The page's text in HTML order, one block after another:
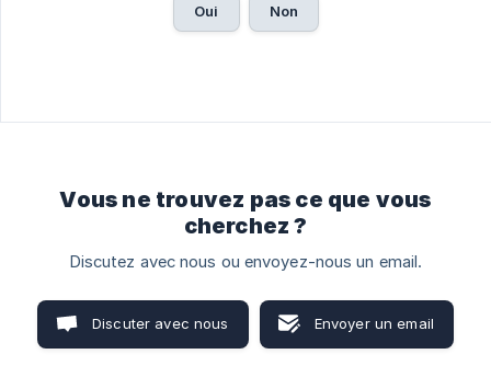
Oui Non
Vous ne trouvez pas ce que vous
cherchez ?
Discutez avec nous ou envoyez-nous un email.
Discuter avec nous Envoyer un email